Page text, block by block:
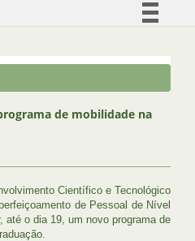
Comunica BR
Acesso à informação
de mobilidade na
Científico e Tecnológico
de Pessoal de Nível
até o dia 19, um novo programa de